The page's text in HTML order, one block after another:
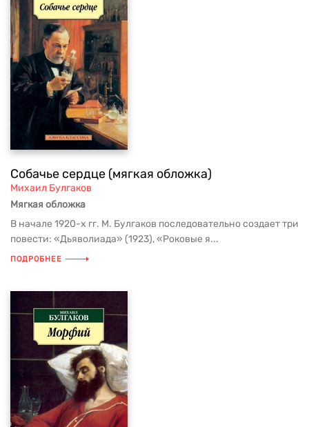
Собачье сердце (мягкая обложка)
Михаил Булгаков
Мягкая обложка
В начале 1920-х гг. М. Булгаков последовательно создает три
повести: «Дьяволиада» (1923), «Роковые я...
ПОДРОБНЕЕ